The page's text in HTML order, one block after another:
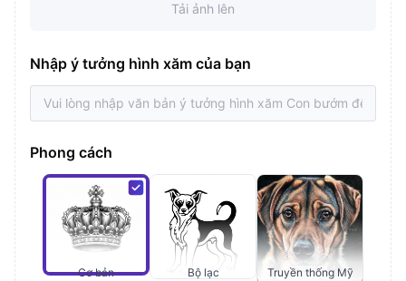
Tải ảnh lên
Nhập ý tưởng hình xăm của bạn
Phong cách
Cơ bản Bộ lạc Truyền thống Mỹ